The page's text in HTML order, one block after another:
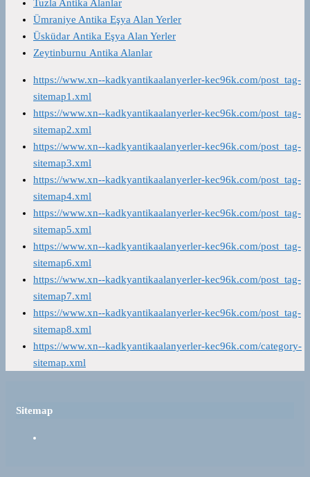
Tuzla Antika Alanlar
Ümraniye Antika Eşya Alan Yerler
Üsküdar Antika Eşya Alan Yerler
Zeytinburnu Antika Alanlar
https://www.xn--kadkyantikaalanyerler-kec96k.com/post_tag-
sitemap1.xml
https://www.xn--kadkyantikaalanyerler-kec96k.com/post_tag-
sitemap2.xml
https://www.xn--kadkyantikaalanyerler-kec96k.com/post_tag-
sitemap3.xml
https://www.xn--kadkyantikaalanyerler-kec96k.com/post_tag-
sitemap4.xml
https://www.xn--kadkyantikaalanyerler-kec96k.com/post_tag-
sitemap5.xml
https://www.xn--kadkyantikaalanyerler-kec96k.com/post_tag-
sitemap6.xml
https://www.xn--kadkyantikaalanyerler-kec96k.com/post_tag-
sitemap7.xml
https://www.xn--kadkyantikaalanyerler-kec96k.com/post_tag-
sitemap8.xml
https://www.xn--kadkyantikaalanyerler-kec96k.com/category-
sitemap.xml
Sitemap